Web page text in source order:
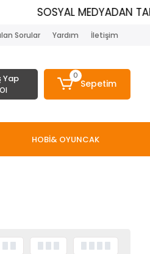
SOSYAL MEDYADAN
Sorular Yardım İletişim
Yap 0
Sepetim
HOBİ& OYUNCAK